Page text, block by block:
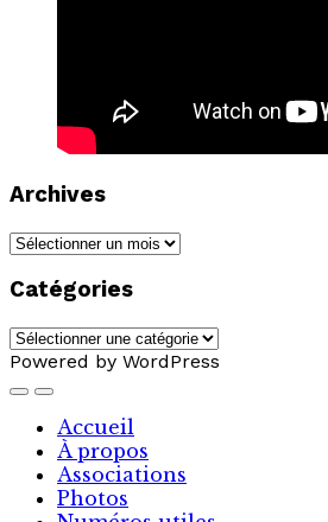
Archives
Archives
Catégories
Catégories
Powered by WordPress
Accueil
À propos
Associations
Photos